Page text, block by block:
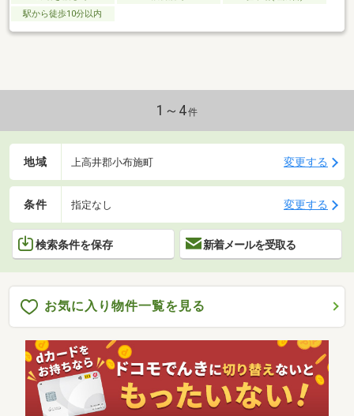
駅から徒歩10分以内
1～4件
地域 上高井郡小布施町 変更する
条件 指定なし 変更する
検索条件を保存 新着メールを受取る
お気に入り物件一覧を見る